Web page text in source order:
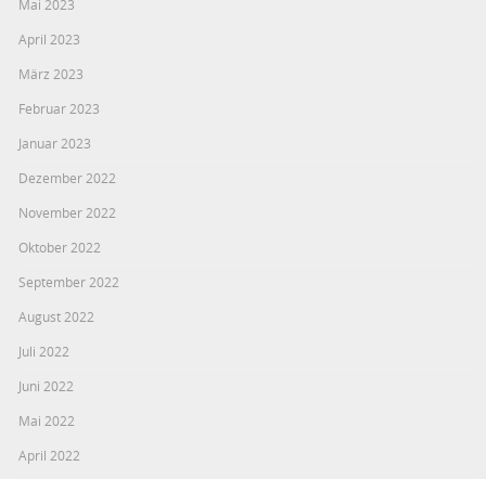
Mai 2023
April 2023
März 2023
Februar 2023
Januar 2023
Dezember 2022
November 2022
Oktober 2022
September 2022
August 2022
Juli 2022
Juni 2022
Mai 2022
April 2022